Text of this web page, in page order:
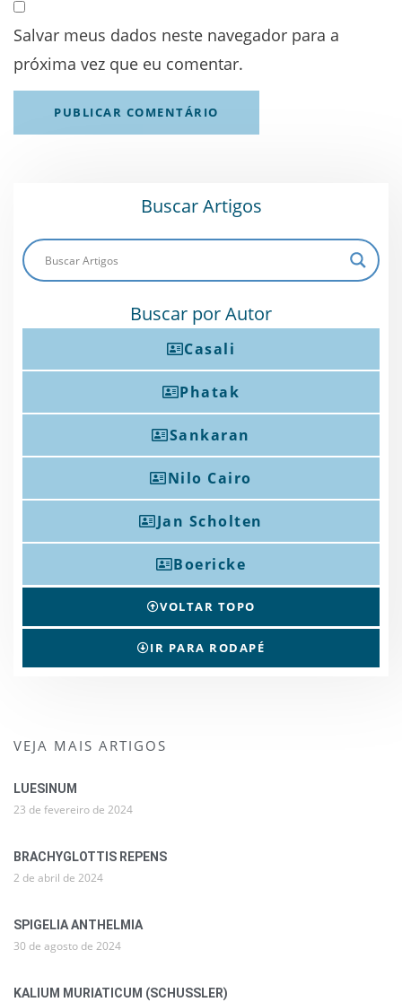
Salvar meus dados neste navegador para a
próxima vez que eu comentar.
Buscar Artigos
Buscar por Autor
Casali
Phatak
Sankaran
Nilo Cairo
Jan Scholten
Boericke
VOLTAR TOPO
IR PARA RODAPÉ
VEJA MAIS ARTIGOS
LUESINUM
23 de fevereiro de 2024
BRACHYGLOTTIS REPENS
2 de abril de 2024
SPIGELIA ANTHELMIA
30 de agosto de 2024
KALIUM MURIATICUM (SCHUSSLER)